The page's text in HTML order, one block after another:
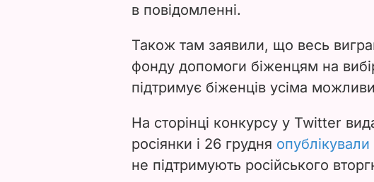
в повідомленні.
Також там заявили, що весь
фонду допомоги біженцям на
підтримує біженців усіма
На сторінці конкурсу у Twitter
росіянки і 26 грудня опублікували
не підтримують російського